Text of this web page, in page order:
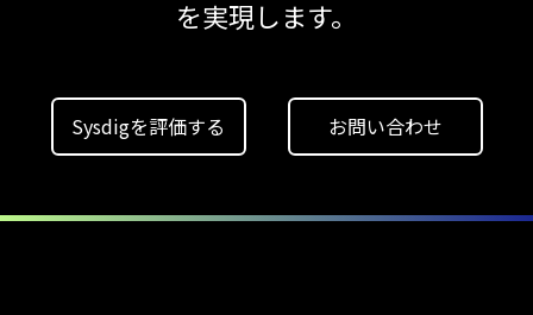
モデルの破壊を目的としたランサムウェアを
AIワークロードのコンテナセキュリティ
｜LLM・
GPU環境を守る新しい視点
を実現します。
Sysdigを評価する お問い合わせ